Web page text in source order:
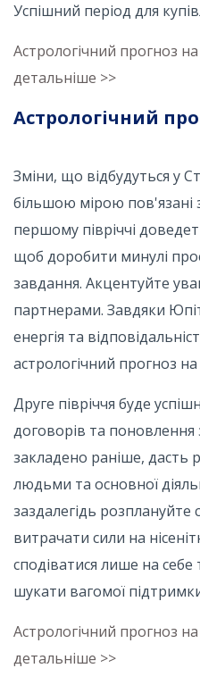
Успішний період для
Астрологічний прогноз
детальніше >>
Астрологічний
Зміни, що відбудуться у
більшою мірою
першому півріччі
щоб доробити минулі
завдання. Акцентуйте
партнерами. Завдяки
енергія та
астрологічний прогноз на
Друге півріччя буде
договорів та поновлення
закладено раніше, дасть
людьми та основної
заздалегідь
витрачати сили на
сподіватися лише на себе
шукати вагомої
Астрологічний прогноз
детальніше >>